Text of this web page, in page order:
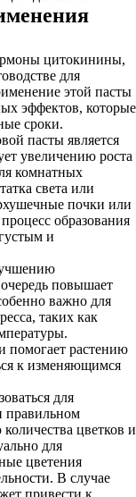
цитокинины,
для
этой пасты
эффектов, которые
сроки.
пасты является
увеличению роста
комнатных
света или
почки или
образования
и
повышает
важно для
таких как
помогает растению
к изменяющимся
для
правильном
цветков и
для
цветения
В случае
привести к